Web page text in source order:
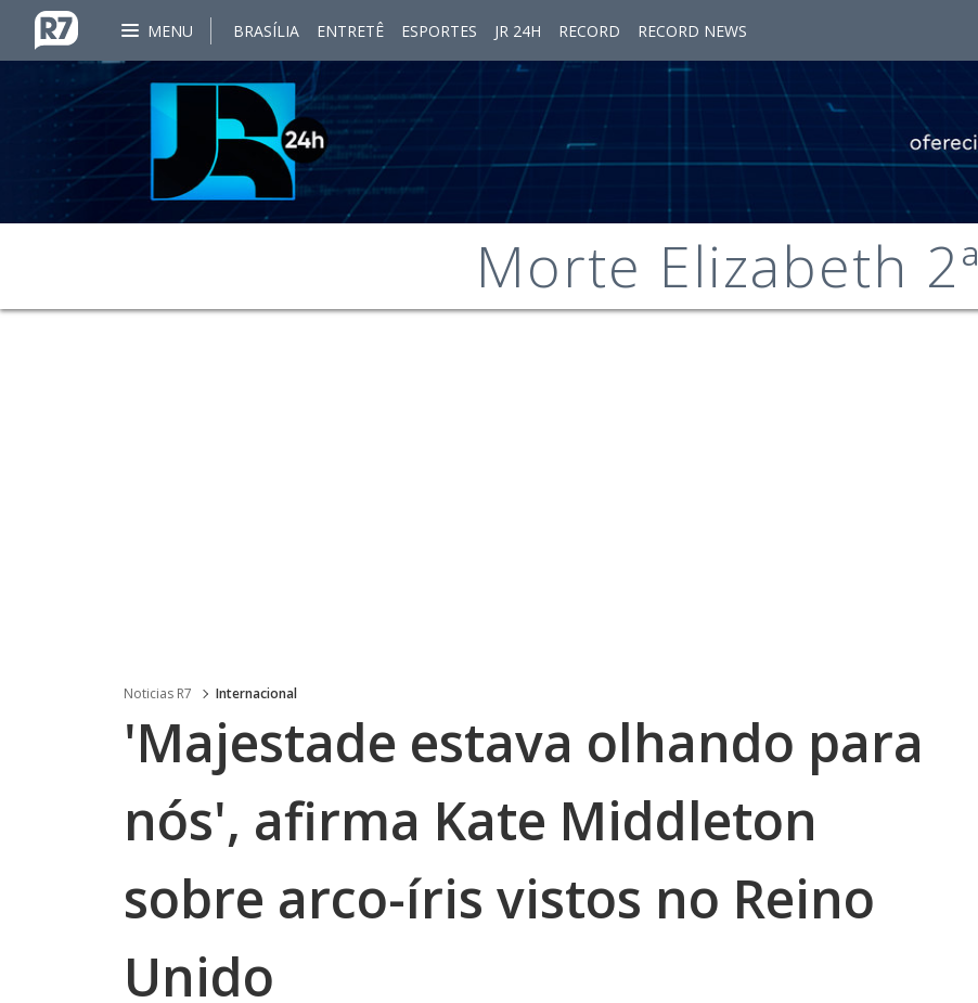
MENU BRASÍLIA ENTRETÊ ESPORTES JR 24H RECORD RECORD NEWS
Morte Elizabeth 2ª
Noticias R7 Internacional
'Majestade estava olhando para
nós', afirma Kate Middleton
sobre arco-íris vistos no Reino
Unido